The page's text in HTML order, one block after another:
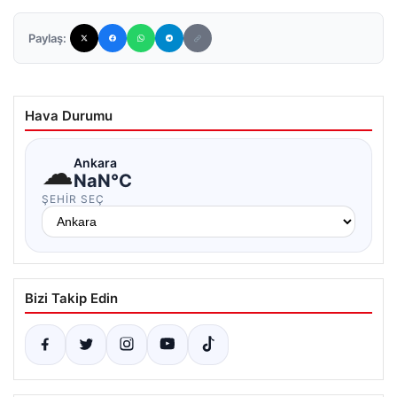
Paylaş:
Hava Durumu
☁Ankara
NaN°C
ŞEHIR SEÇ
Bizi Takip Edin